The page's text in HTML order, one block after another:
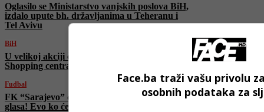
Oglasilo se Ministarstvo vanjskih poslova BiH,
izdalo upute bh. državljanima u Teheranu i
Tel Avivu
BiH
U velikoj akciji čišćenja uređen prostor oko
Shopping centra na Grbavici
Fudbal
FK “Sarajevo” doveo golmana svjetskog
glasa! Evo ko će braniti gol Bordo kluba
Face.ba traži vašu privolu
osobnih podataka za